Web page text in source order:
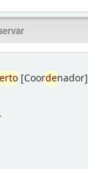
[Coordenador]